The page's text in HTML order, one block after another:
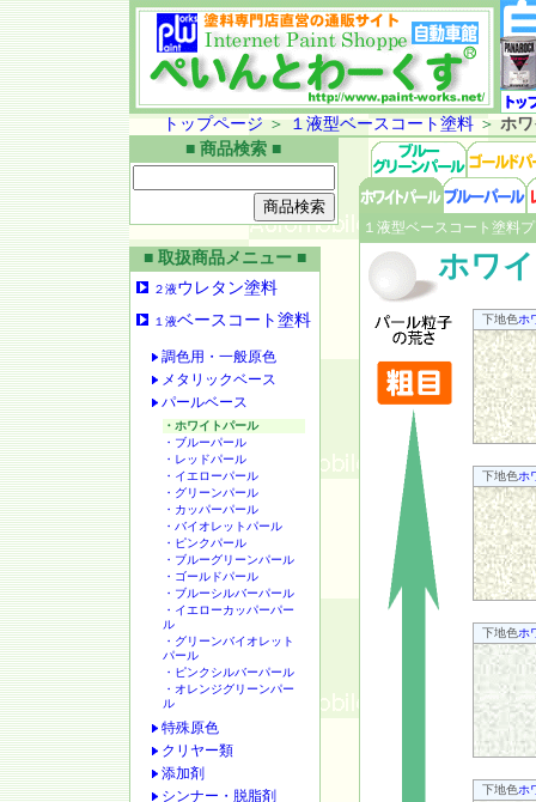
トップページ ＞ １液型ベースコート塗料＞ ホ
■ 商品検索 ■
■ 取扱商品メニュー ■
２液ウレタン塗料
１液ベースコート塗料
調色用・一般原色
メタリックベース
パールベース
・ホワイトパール
・ブルーパール
・レッドパール
・イエローパール
・グリーンパール
・カッパーパール
・バイオレットパール
・ピンクパール
・ブルーグリーンパール
・ゴールドパール
・ブルーシルバーパール
・イエローカッパーパー
ル
・グリーンバイオレット
パール
・ピンクシルバーパール
・オレンジグリーンパー
ル
特殊原色
クリヤー類
添加剤
シンナー・脱脂剤
１液型ベースコート塗料
ホワ
下地色ホ
下地色ホ
下地色ホ
下地色ホ